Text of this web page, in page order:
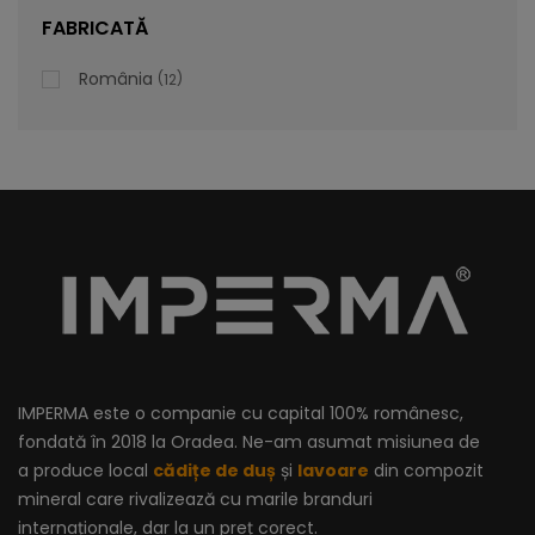
De la996,47
FABRICATĂ
România 12
IMPERMA este o companie cu capital 100% românesc,
fondată în 2018 la Oradea. Ne-am asumat misiunea de
a produce local cădițe de duș și lavoare din compozit
mineral care rivalizează cu marile branduri
internaționale, dar la un preț corect.